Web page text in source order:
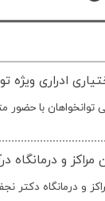
ادراری ویژه
توانخواهان با
و درمانگاه
و درمانگاه دکتر